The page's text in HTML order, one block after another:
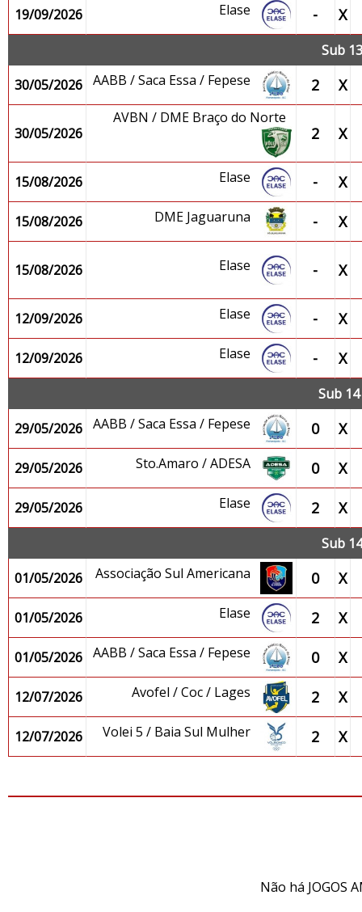
19/09/2026 Elase - X
Sub
30/05/2026
AABB / Saca Essa / Fepese 2 X
30/05/2026
AVBN / DME Braço do Norte
2 X
15/08/2026 Elase - X
15/08/2026 DME Jaguaruna - X
15/08/2026 Elase - X
12/09/2026 Elase - X
12/09/2026 Elase - X
Sub
29/05/2026
AABB / Saca Essa / Fepese 0 X
29/05/2026 Sto.Amaro / ADESA 0 X
29/05/2026 Elase 2 X
Sub
01/05/2026
Associação Sul Americana 0 X
01/05/2026 Elase 2 X
01/05/2026 AABB / Saca Essa / Fepese 0 X
12/07/2026 Avofel / Coc / Lages 2 X
12/07/2026 Volei 5 / Baia Sul Mulher 2 X
Não há JOGOS